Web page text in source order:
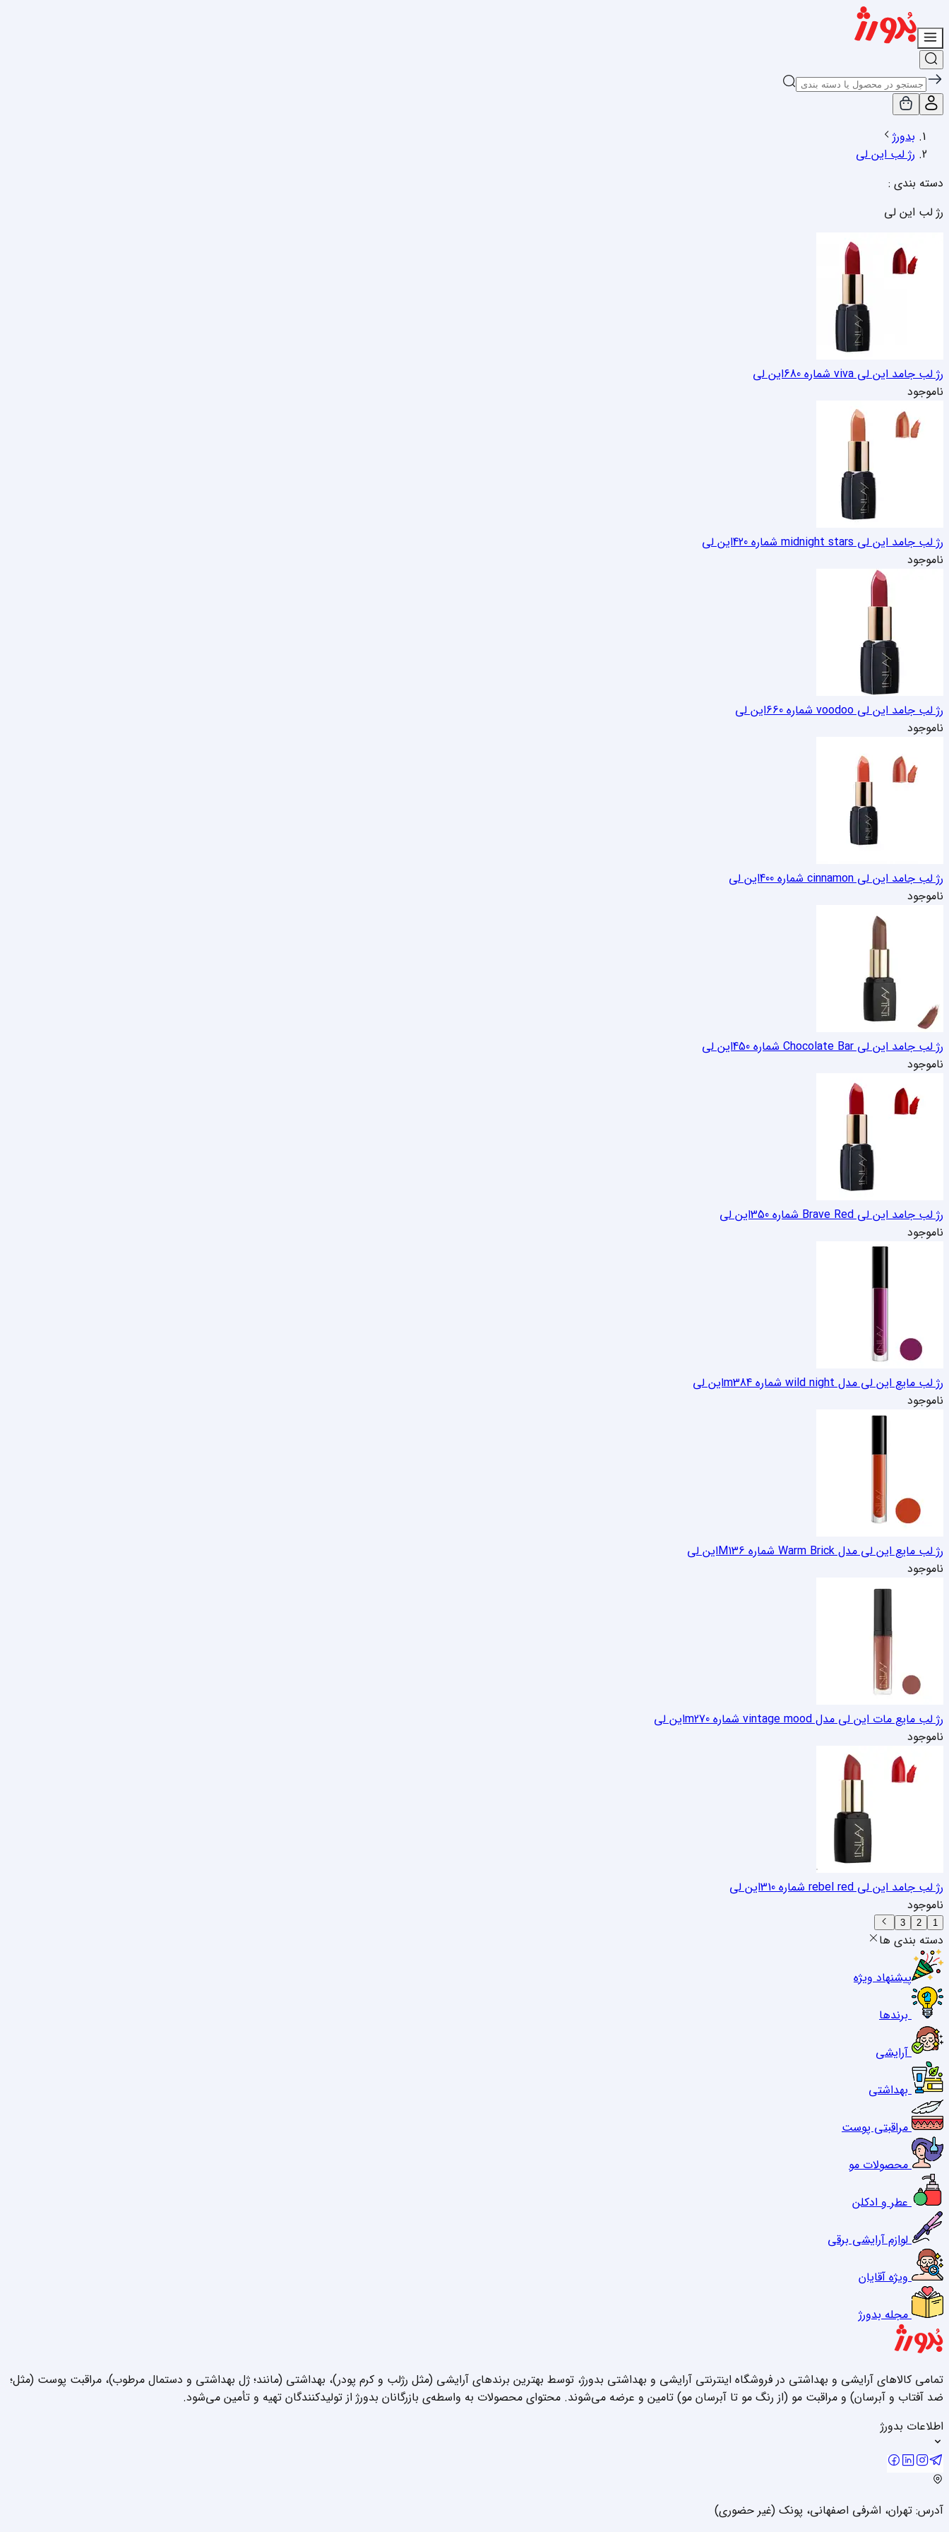
بدورژ
رژ لب این لی
دسته بندی :
رژ لب این لی
رژ لب جامد این لی viva شماره 680
این لی
ناموجود
رژ لب جامد این لی midnight stars شماره 420
این لی
ناموجود
رژ لب جامد این لی voodoo شماره 660
این لی
ناموجود
رژ لب جامد این لی cinnamon شماره 400
این لی
ناموجود
رژ لب جامد این لی Chocolate Bar شماره 450
این لی
ناموجود
رژ لب جامد این لی Brave Red شماره 350
این لی
ناموجود
رژ لب مایع این لی مدل wild night شماره m384
این لی
ناموجود
رژ لب مایع این لی مدل Warm Brick شماره M136
این لی
ناموجود
رژ لب مایع مات این لی مدل vintage mood شماره m270
این لی
ناموجود
رژ لب جامد این لی rebel red شماره 310
این لی
ناموجود
1
2
3
دسته بندی ها
پیشنهاد ویژه
برندها
آرایشی
بهداشتی
مراقبتی پوست
محصولات مو
عطر و ادکلن
لوازم آرایشی برقی
ویژه آقایان
مجله بدورژ
تمامی کالاهای آرایشی و بهداشتی در فروشگاه اینترنتی آرایشی و بهداشتی بدورژ، توسط بهترین برندهای آرایشی (مثل رژلب و کرم پودر)، بهداشتی (مانند؛ ژل بهداشتی و دستمال مرطوب)، مراقبت پوست (مثل؛
ضد آفتاب و آبرسان) و مراقبت مو (از رنگ مو تا آبرسان مو) تامین و عرضه می‌شوند. محتوای محصولات به واسطه‌ی بازرگانان بدورژ از تولیدکنندگان تهیه و تأمین می‌شود.
اطلاعات بدورژ
آدرس: تهران، اشرفی اصفهانی، پونک (غیر حضوری)